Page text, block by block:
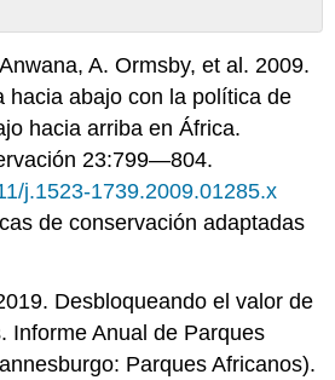
A. Ormsby, et al. 2009.
hacia abajo con la política de
hacia arriba en África.
23:799—804.
j.1523-1739.2009.01285.x
de conservación adaptadas
Desbloqueando el valor de
Informe Anual de Parques
Parques Africanos).